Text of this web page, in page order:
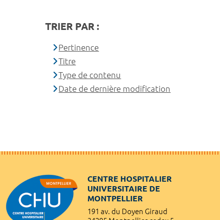
TRIER PAR :
Pertinence
Titre
Type de contenu
Date de dernière modification
CENTRE HOSPITALIER
UNIVERSITAIRE DE
MONTPELLIER
191 av. du Doyen Giraud